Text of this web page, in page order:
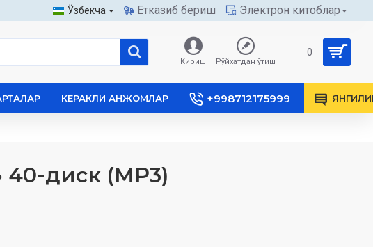
Ўзбекча Етказиб бериш Электрон китоблар
Кириш Рўйхатдан ўтиш
0
КЕРАКЛИ АНЖОМЛАР +998712175999
40-диск (МР3)